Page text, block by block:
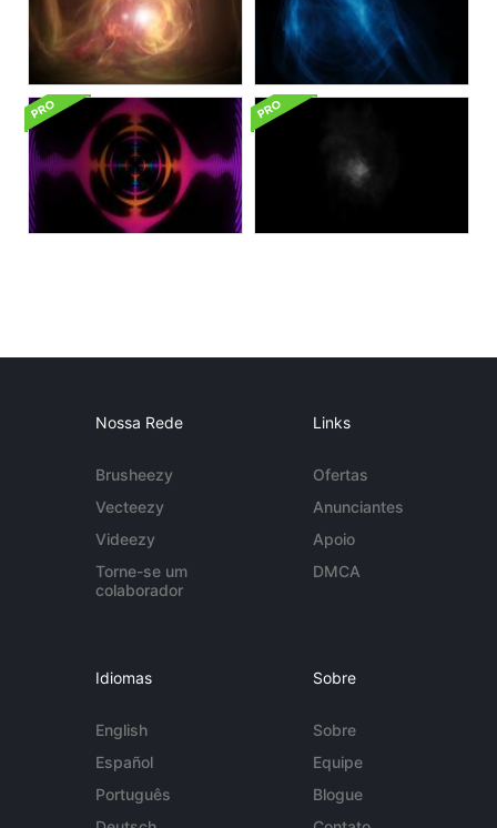
Nossa Rede
Brusheezy
Vecteezy
Videezy
Torne-se um
colaborador
Links
Ofertas
Anunciantes
Apoio
DMCA
Idiomas
English
Español
Português
Sobre
Sobre
Equipe
Blogue